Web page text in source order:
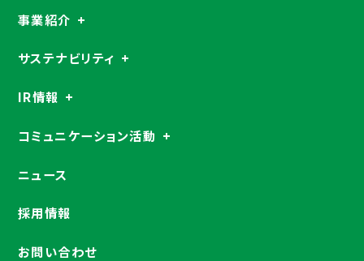
事業紹介
サステナビリティ
IR情報
コミュニケーション活動
ニュース
採用情報
お問い合わせ